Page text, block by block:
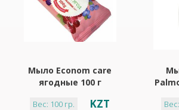
Мыло Econom care
ягодные 100 г
Вес: 100 гр. KZT